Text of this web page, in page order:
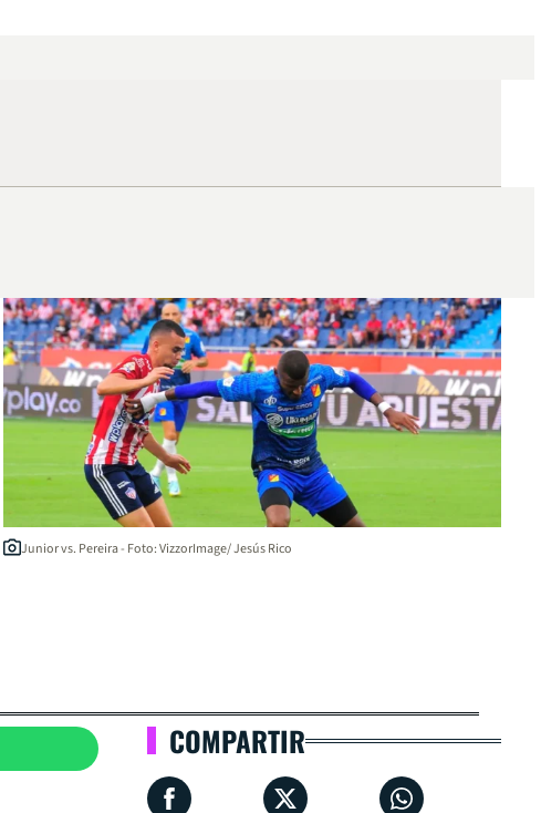
Junior vs. Pereira - Foto: VizzorImage/ Jesús Rico
COMPARTIR